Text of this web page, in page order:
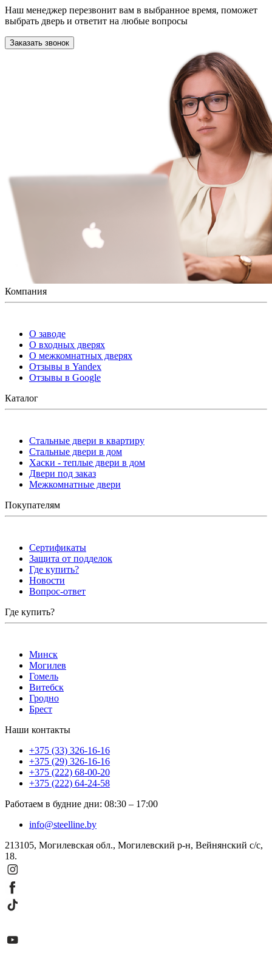
Наш менеджер перезвонит вам в выбранное время, поможет
выбрать дверь и ответит на любые вопросы
Заказать звонок
Компания
О заводе
О входных дверях
О межкомнатных дверях
Отзывы в Yandex
Отзывы в Google
Каталог
Стальные двери в квартиру
Стальные двери в дом
Хаски - теплые двери в дом
Двери под заказ
Межкомнатные двери
Покупателям
Сертификаты
Защита от подделок
Где купить?
Новости
Вопрос-ответ
Где купить?
Минск
Могилев
Гомель
Витебск
Гродно
Брест
Наши контакты
+375 (33) 326-16-16
+375 (29) 326-16-16
+375 (222) 68-00-20
+375 (222) 64-24-58
Работаем в будние дни: 08:30 – 17:00
info@steelline.by
213105, Могилевская обл., Могилевский р-н, Вейнянский с/с,
18.